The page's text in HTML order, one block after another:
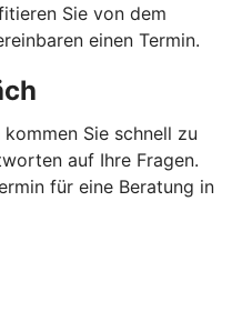
Sie von dem
einen Termin.
Sie schnell zu
auf Ihre Fragen.
für eine Beratung in